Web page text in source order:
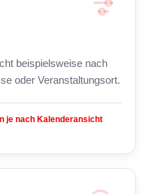
beispielsweise nach
oder Veranstaltungsort.
je nach Kalenderansicht